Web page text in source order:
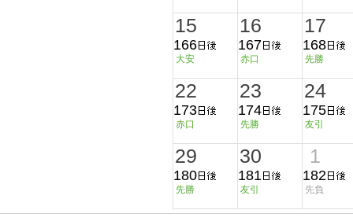
15
166
大安
16
167
赤口
17
168
先勝
22
173
赤口
23
174
先勝
24
175
友引
29
180
先勝
30
181
友引
1
182
先負